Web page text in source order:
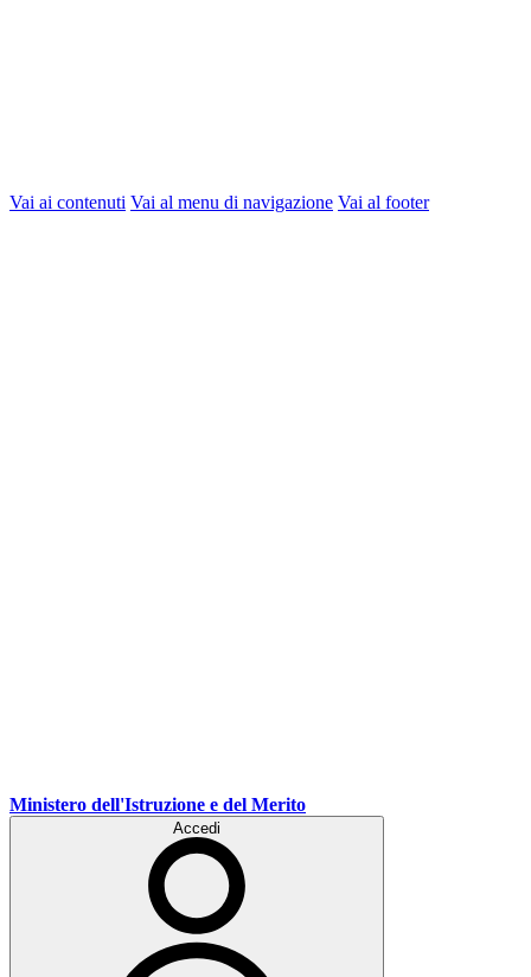
Vai ai contenuti Vai al menu di navigazione Vai al footer
Ministero dell'Istruzione e del Merito
Accedi